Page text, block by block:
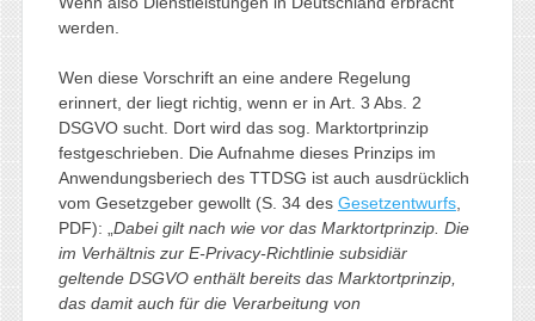
werden.
Wen diese Vorschrift an eine andere Regelung
erinnert, der liegt richtig, wenn er in Art. 3 Abs. 2
DSGVO sucht. Dort wird das sog. Marktortprinzip
festgeschrieben. Die Aufnahme dieses Prinzips im
Anwendungsberiech des TTDSG ist auch ausdrücklich
vom Gesetzgeber gewollt (S. 34 des Gesetzentwurfs,
PDF): „ Dabei gilt nach wie vor das Marktortprinzip. Die
im Verhältnis zur E-Privacy-Richtlinie subsidiär
geltende DSGVO enthält bereits das Marktortprinzip,
das damit auch für die Verarbeitung von